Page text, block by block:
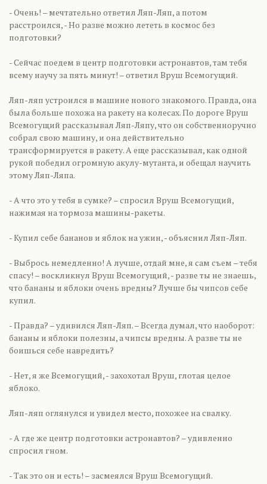
- Очень! – мечтательно ответил Ляп-Ляп, а потом
расстроился, - Но разве можно лететь в космос без
подготовки?
- Сейчас поедем в центр подготовки астронавтов, там тебя
всему научу за пять минут! – ответил Вруш Всемогущий.
Ляп-ляп устроился в машине нового знакомого. Правда, она
была больше похожа на ракету на колесах. По дороге Вруш
Всемогущий рассказывал Ляп-Ляпу, что он собственноручно
собрал свою машину, и она действительно
трансформируется в ракету. А еще рассказывал, как одной
рукой победил огромную акулу-мутанта, и обещал научить
этому Ляп-Ляпа.
- А что это у тебя в сумке? – спросил Вруш Всемогущий,
нажимая на тормоза машины-ракеты.
- Купил себе бананов и яблок на ужин, - объяснил Ляп-Ляп.
- Выбрось немедленно! А лучше, отдай мне, я сам съем – тебя
спасу! – воскликнул Вруш Всемогущий, - разве ты не знаешь,
что бананы и яблоки очень вредны? Лучше бы чипсов себе
купил.
- Правда? – удивился Ляп-Ляп. – Всегда думал, что наоборот:
бананы и яблоки полезны, а чипсы вредны. А разве ты не
боишься себе навредить?
- Нет, я же Всемогущий, - захохотал Вруш, глотая целое
яблоко.
Ляп-ляп оглянулся и увидел место, похожее на свалку.
- А где же центр подготовки астронавтов? – удивленно
спросил гном.
- Так это он и есть! – засмеялся Вруш Всемогущий.